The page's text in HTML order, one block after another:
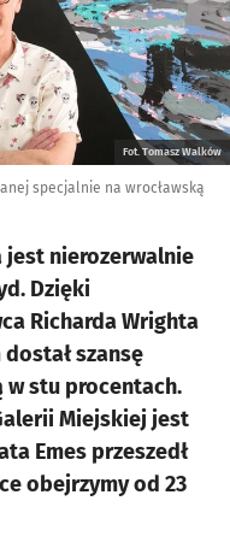
Fot. Tomasz Walków
specjalnie na wrocławską
jest nierozerwalnie
Dzięki
Richarda Wrighta
szansę
w stu procentach.
Miejskiej jest
Emes przeszedł
obejrzymy od 23